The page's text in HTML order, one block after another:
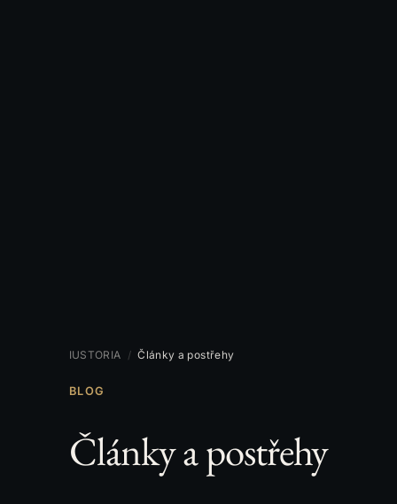
IUSTORIA / Články a postřehy
BLOG
Články a postřehy